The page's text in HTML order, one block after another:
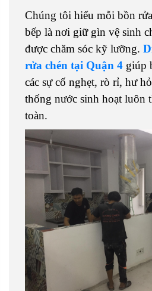
Chúng tôi hiểu mỗi bồn
bếp là nơi giữ gìn vệ sinh
được chăm sóc kỹ lưỡng.
rửa chén tại Quận 4 giúp
các sự cố nghẹt, rò rỉ, hư
thống nước sinh hoạt luôn
toàn.